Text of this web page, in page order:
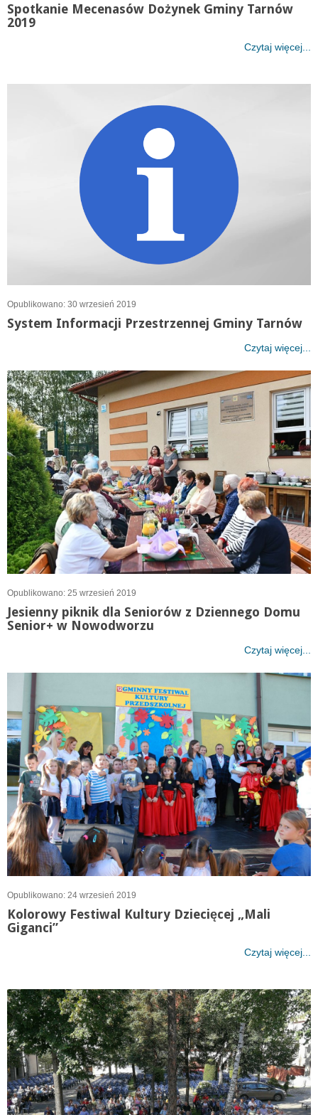
Spotkanie Mecenasów Dożynek Gminy Tarnów
2019
Czytaj więcej...
Opublikowano: 30 wrzesień 2019
System Informacji Przestrzennej Gminy Tarnów
Czytaj więcej...
Opublikowano: 25 wrzesień 2019
Jesienny piknik dla Seniorów z Dziennego Domu
Senior+ w Nowodworzu
Czytaj więcej...
Opublikowano: 24 wrzesień 2019
Kolorowy Festiwal Kultury Dziecięcej „Mali
Giganci”
Czytaj więcej...